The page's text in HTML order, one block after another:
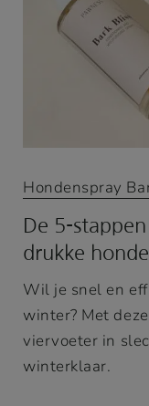
Hondenspray
De 5-
drukke
Wil je snel en
winter? Met
viervoeter in
winterklaar.